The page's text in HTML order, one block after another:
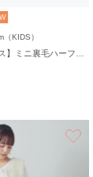
KIDS）